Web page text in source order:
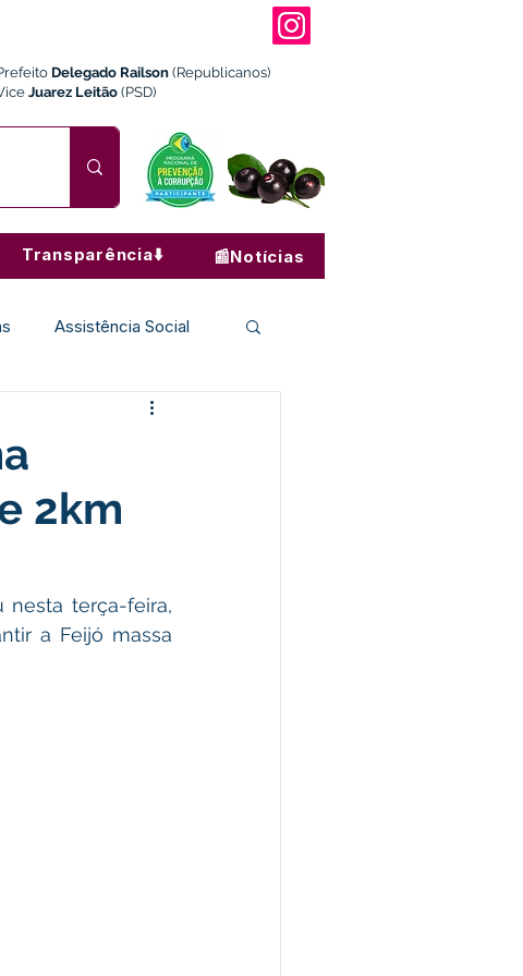
Delegado Railson (Republicanos)
Juarez Leitão (PSD)
Transparência⬇️ 📰Notícias
Assistência Social
Institucional e Governo
Comunicado
2km
nesta terça-feira,
a Feijó massa